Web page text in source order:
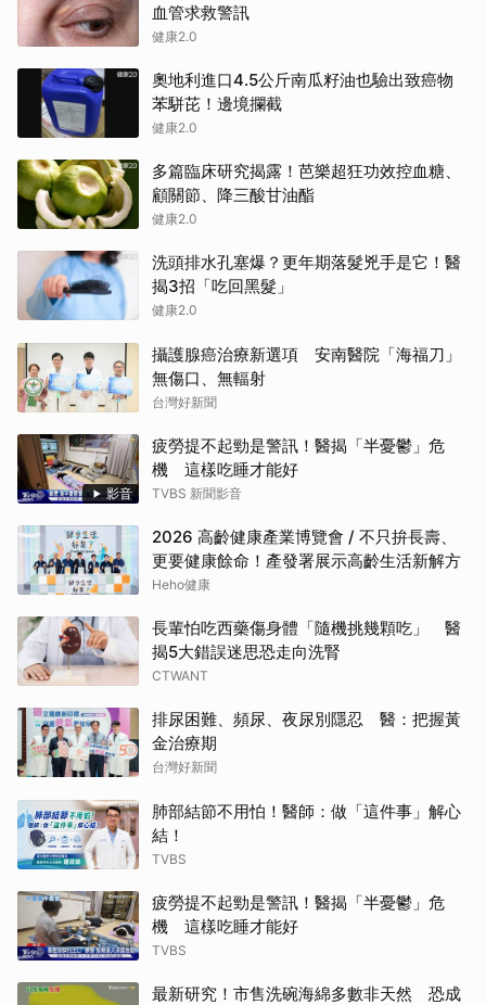
血管求救警訊
健康2.0
奧地利進口4.5公斤南瓜籽油也驗出致癌物
苯駢芘！邊境攔截
健康2.0
多篇臨床研究揭露！芭樂超狂功效控血糖、
顧關節、降三酸甘油酯
健康2.0
洗頭排水孔塞爆？更年期落髮兇手是它！醫
揭3招「吃回黑髮」
健康2.0
攝護腺癌治療新選項 安南醫院「海福刀」
無傷口、無輻射
台灣好新聞
影音
疲勞提不起勁是警訊！醫揭「半憂鬱」危
機 這樣吃睡才能好
TVBS 新聞影音
2026 高齡健康產業博覽會 / 不只拚長壽、
更要健康餘命！產發署展示高齡生活新解方
Heho健康
長輩怕吃西藥傷身體「隨機挑幾顆吃」 醫
揭5大錯誤迷思恐走向洗腎
CTWANT
排尿困難、頻尿、夜尿別隱忍 醫：把握黃
金治療期
台灣好新聞
肺部結節不用怕！醫師：做「這件事」解心
結！
TVBS
疲勞提不起勁是警訊！醫揭「半憂鬱」危
機 這樣吃睡才能好
TVBS
最新研究！市售洗碗海綿多數非天然 恐成